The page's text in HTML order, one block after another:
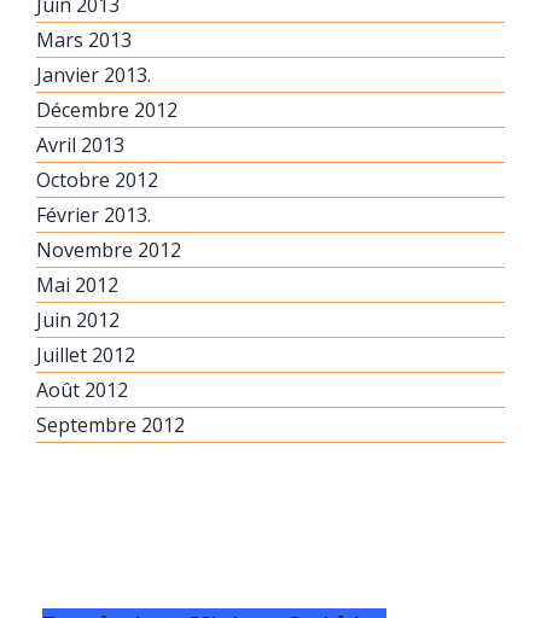
Mars 2013
Janvier 2013.
Décembre 2012
Avril 2013
Octobre 2012
Février 2013.
Novembre 2012
Mai 2012
Juin 2012
Juillet 2012
Août 2012
Septembre 2012